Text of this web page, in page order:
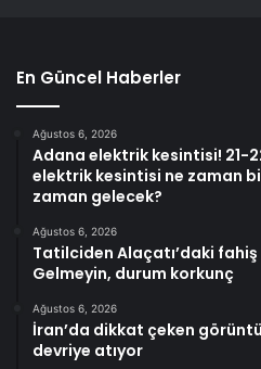
En Güncel Haberler
Ağustos 6, 2026
Adana elektrik kesintisi! 21-
elektrik kesintisi ne zaman
zaman gelecek?
Ağustos 6, 2026
Tatilciden Alaçatı’daki
Gelmeyin, durum korkunç
Ağustos 6, 2026
İran’da dikkat çeken
devriye atıyor